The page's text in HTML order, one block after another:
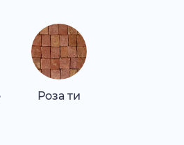
Роза ти